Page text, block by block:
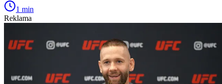
1 min
Reklama